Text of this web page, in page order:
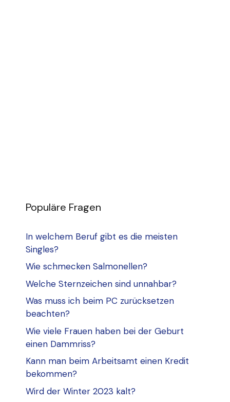
Populäre Fragen
In welchem Beruf gibt es die meisten
Singles?
Wie schmecken Salmonellen?
Welche Sternzeichen sind unnahbar?
Was muss ich beim PC zurücksetzen
beachten?
Wie viele Frauen haben bei der Geburt
einen Dammriss?
Kann man beim Arbeitsamt einen Kredit
bekommen?
Wird der Winter 2023 kalt?